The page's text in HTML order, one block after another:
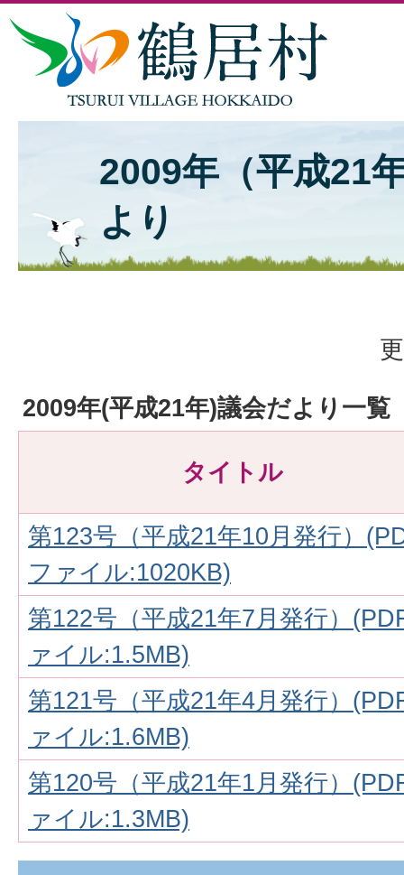
2009年（平成21
より
2009年(平成21年)議会だより一覧
タイトル
第123号（平成21年10月発行）
ファイル:1020KB)
第122号（平成21年7月発行）
ァイル:1.5MB)
第121号（平成21年4月発行）
ァイル:1.6MB)
第120号（平成21年1月発行）
ァイル:1.3MB)